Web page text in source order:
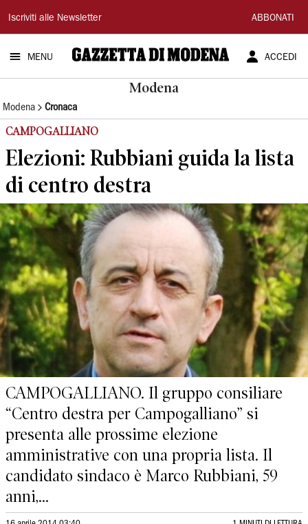
Gazzetta
di
Modena
Iscriviti alle Newsletter ABBONATI
MENU ACCEDI
Modena
Modena Cronaca
CAMPOGALLIANO
Elezioni: Rubbiani guida la lista
di centro destra
CAMPOGALLIANO. Il gruppo consiliare
“Centro destra per Campogalliano” si
presenta alle prossime elezione
amministrative con una propria lista. Il
candidato sindaco è Marco Rubbiani, 59
anni,...